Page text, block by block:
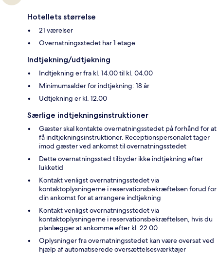
Hotellets størrelse
21 værelser
Overnatningsstedet har 1 etage
Indtjekning/udtjekning
Indtjekning er fra kl. 14.00 til kl. 04.00
Minimumsalder for indtjekning: 18 år
Udtjekning er kl. 12.00
Særlige indtjekningsinstruktioner
Gæster skal kontakte overnatningsstedet på forhånd for at
få indtjekningsinstruktioner. Receptionspersonalet tager
imod gæster ved ankomst til overnatningsstedet
Dette overnatningssted tilbyder ikke indtjekning efter
lukketid
Kontakt venligst overnatningsstedet via
kontaktoplysningerne i reservationsbekræftelsen forud for
din ankomst for at arrangere indtjekning
Kontakt venligst overnatningsstedet via
kontaktoplysningerne i reservationsbekræftelsen, hvis du
planlægger at ankomme efter kl. 22.00
Oplysninger fra overnatningsstedet kan være oversat ved
hjælp af automatiserede oversættelsesværktøjer